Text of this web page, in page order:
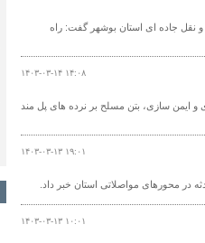
نقل جاده ای استان بوشهر گفت: راه
۱۴۰۳-۰۳-۱۴ ۱۴:۰۸
ایمن سازی، بتن مسلح بر نرده های پل مند
۱۴۰۳-۰۳-۱۳ ۱۹:۰۱
۱۴۰۳-۰۳-۱۳ ۱۰:۰۱